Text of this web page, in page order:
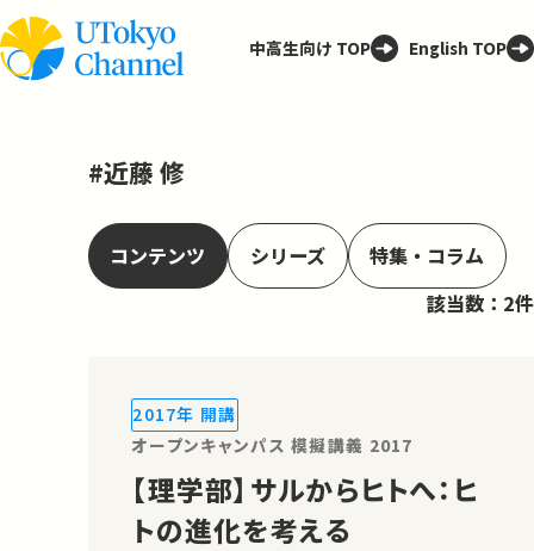
中高生向け TOP English TOP
#近藤 修
コンテンツ シリーズ
特集・コラム
該当数：2件
2017年 開講
オープンキャンパス 模擬講義 2017
【理学部】サルからヒトへ：ヒ
トの進化を考える